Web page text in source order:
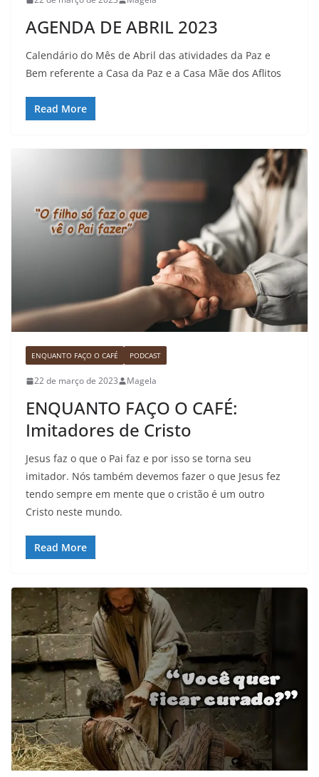
AGENDA DE ABRIL 2023
Calendário do Mês de Abril das atividades da Paz e
Bem referente a Casa da Paz e a Casa Mãe dos Aflitos
Read More
ENQUANTO FAÇO O CAFÉ PODCAST
22 de março de 2023 Magela
ENQUANTO FAÇO O CAFÉ:
Imitadores de Cristo
Jesus faz o que o Pai faz e por isso se torna seu
imitador. Nós também devemos fazer o que Jesus fez
tendo sempre em mente que o cristão é um outro
Cristo neste mundo.
Read More